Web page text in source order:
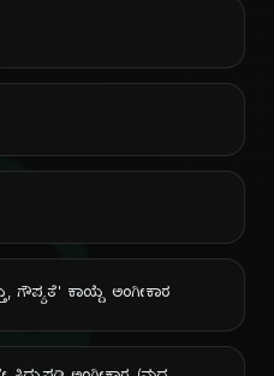
ಗೌಪ್ಯತೆ' ಕಾಯ್ದೆ ಅಂಗೀಕಾರ